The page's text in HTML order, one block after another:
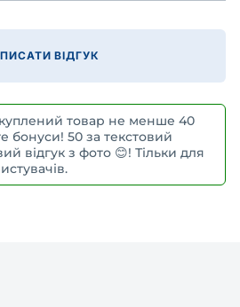
ВІДГУК
товар не менше 40
бонуси! 50 за текстовий
відгук з фото 😊! Тільки для